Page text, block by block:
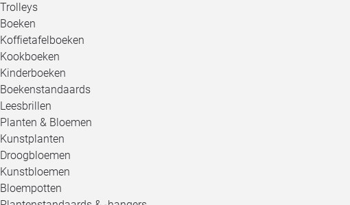
Trolleys
Boeken
Koffietafelboeken
Kookboeken
Kinderboeken
Boekenstandaards
Leesbrillen
Planten & Bloemen
Kunstplanten
Droogbloemen
Kunstbloemen
Bloempotten